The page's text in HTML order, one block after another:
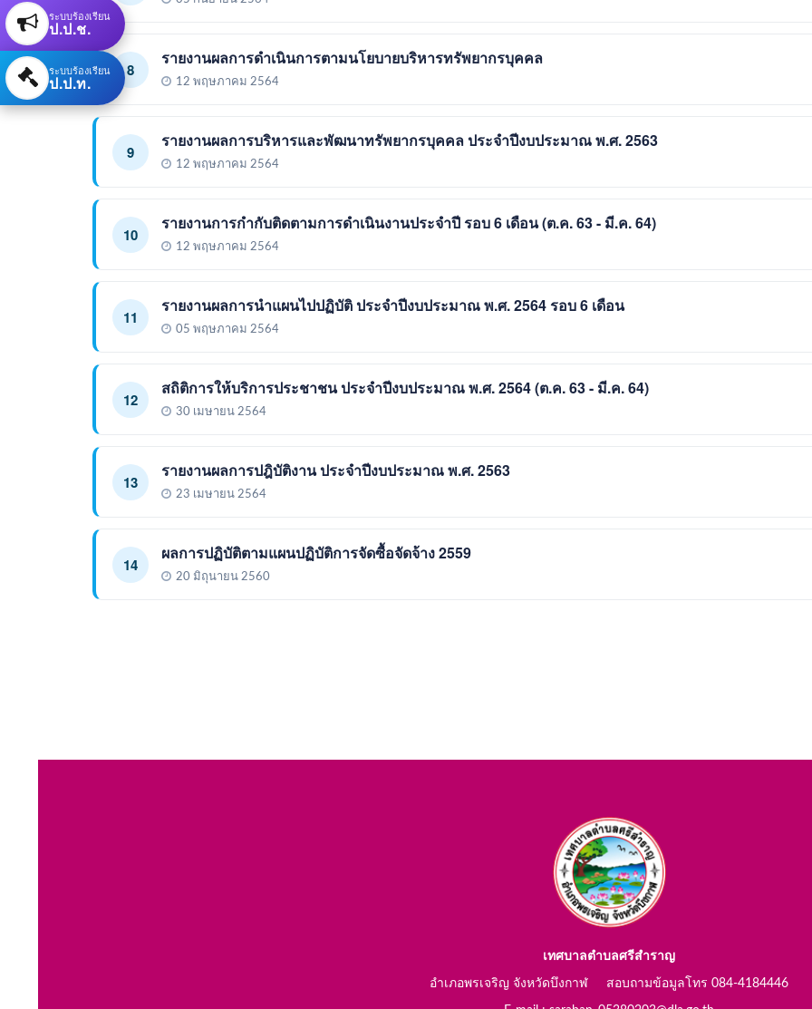
8
รายงานผลการดำเนินการตามนโยบายบริหารทรัพยากรบุคคล
12 พฤษภาคม 2564
9
รายงานผลการบริหารและพัฒนาทรัพยากรบุคคล ประจำปีงบประมาณ พ.ศ. 2563
12 พฤษภาคม 2564
10
รายงานการกำกับติดตามการดำเนินงานประจำปี รอบ 6 เดือน (ต.ค. 63 - มี.ค. 64)
12 พฤษภาคม 2564
11
รายงานผลการนำแผนไปปฏิบัติ ประจำปีงบประมาณ พ.ศ. 2564 รอบ 6 เดือน
05 พฤษภาคม 2564
12
สถิติการให้บริการประชาชน ประจำปีงบประมาณ พ.ศ. 2564 (ต.ค. 63 - มี.ค. 64)
30 เมษายน 2564
13
รายงานผลการปฎิบัติงาน ประจำปีงบประมาณ พ.ศ. 2563
23 เมษายน 2564
14
ผลการปฏิบัติตามแผนปฏิบัติการจัดซื้อจัดจ้าง 2559
20 มิถุนายน 2560
ระบบร้องเรียน
ป.ป.ช.
ระบบร้องเรียน
ป.ป.ท.
เทศบาลตำบลศรีสำราญ
อำเภอพรเจริญ จังหวัดบึงกาฬ สอบถามข้อมูลโทร 084-4184446